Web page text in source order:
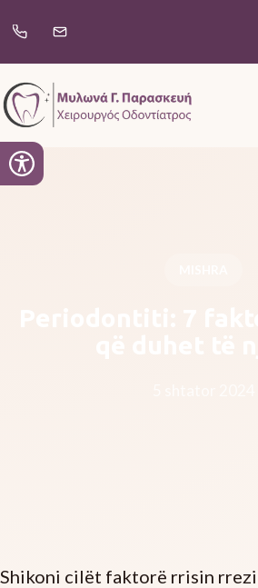
Shikoni cilët faktorë rrisin